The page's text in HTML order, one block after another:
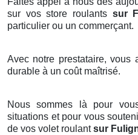
sur vos store roulants sur
particulier ou un commerçant.
Avec notre prestataire, vous
durable à un coût maîtrisé.
Nous sommes là pour
situations et pour vous
de vos volet roulantsur